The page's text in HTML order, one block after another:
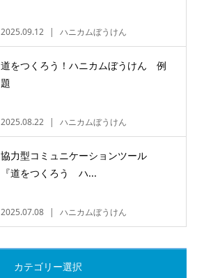
2025.09.12 ハニカムぼうけん
道をつくろう！ハニカムぼうけん 例
題
2025.08.22 ハニカムぼうけん
協力型コミュニケーションツール
『道をつくろう ハ...
2025.07.08 ハニカムぼうけん
カテゴリー選択